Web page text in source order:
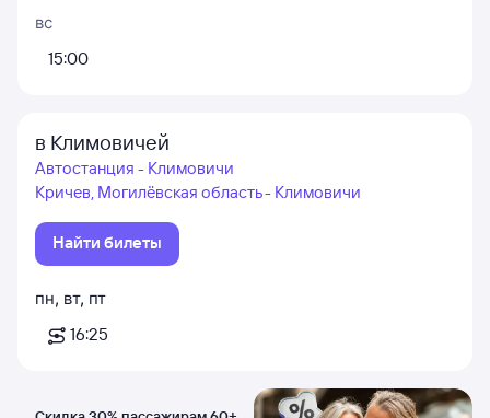
вс
15:00
в Климовичей
Автостанция - Климовичи
Кричев, Могилёвская область - Климовичи
Найти билеты
пн, вт, пт
16:25